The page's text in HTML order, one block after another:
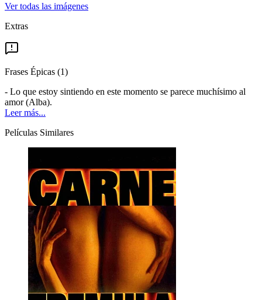
Ver todas las imágenes
Extras
Frases Épicas (1)
- Lo que estoy sintiendo en este momento se parece muchísimo al
amor (Alba).
Leer más...
Películas Similares